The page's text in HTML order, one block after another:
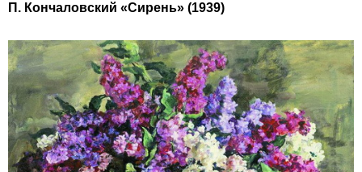
П. Кончаловский «Сирень» (1939)